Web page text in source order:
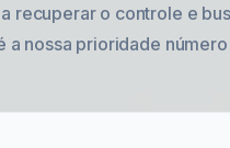
recuperar o controle e
a nossa prioridade número